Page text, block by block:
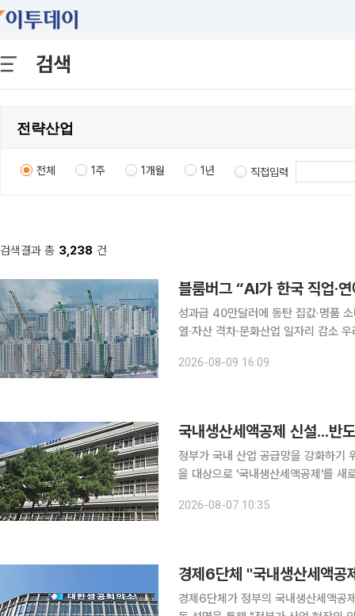
검색
전체 1주 1개월 1년 직접입력
검색결과 총 3,238 건
블룸버그 “AI가 한국 직업·
성과급 40만달러에 동탄 집값·명품
열·자산 격차·문화산업 일자리 감소
직원들에게 집중되면서 이들이 의사
2026-08-09 16:09
국내생산세액공제 신설...반
정부가 국내 산업 공급망을 강화하기
을 대상으로 '국내생산세액공제'를 새로 도입한다. 산업통상부는 지난 3
밝혔다. 국내생산세액공제는 녹색
2026-08-07 10:35
경제6단체 "국내생산세액
경제6단체가 정부의 국내생산세액공제 신설